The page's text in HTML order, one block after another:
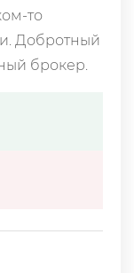
то
Добротный
брокер.